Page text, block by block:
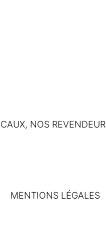
NOS
MENTIONS LÉGALES